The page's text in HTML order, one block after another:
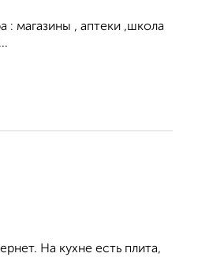
: магазины , аптеки ,школа
На кухне есть плита,